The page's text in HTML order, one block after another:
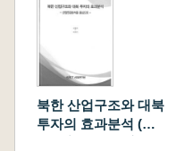
북한 산업구조와 대북
투자의 효과분석 (北